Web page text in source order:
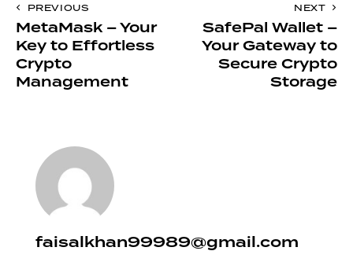
PREVIOUS
MetaMask – Your
Key to Effortless
Crypto
Management
NEXT
SafePal Wallet –
Your Gateway to
Secure Crypto
Storage
faisalkhan99989@gmail.com